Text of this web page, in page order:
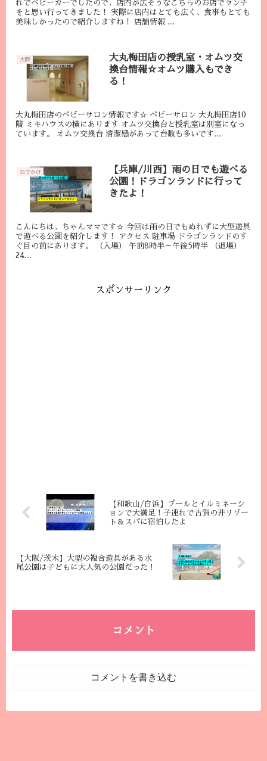
れでベビーカーでしたので、店内が広そうなこちらのお店でランチ
をと思い行ってきました！ 実際に店内はとても広く、食事もとても
美味しかったので紹介しますね！ 店舗情報 ...
大阪
大丸梅田店の授乳室・オムツ交
換台情報☆オムツ購入もでき
る！
大丸梅田店のベビーサロン情報です☆ ベビーサロン 大丸梅田店10
階 ミキハウスの横にあります オムツ交換台と授乳室は別室になっ
ています。 オムツ交換台 清潔感があって台数も多いです...
おでかけ
【兵庫/川西】雨の日でも遊べる
公園！ドラゴンランドに行って
きたよ！
こんにちは、ちゃんママです☆ 今回は雨の日でもぬれずに大型遊具
で遊べる公園を紹介します！ アクセス 駐車場 ドラゴンランドのす
ぐ目の前にあります。 （入場） 午前8時半～午後5時半 （退場）
24...
スポンサーリンク
【和歌山/白浜】プールとイルミネーシ
ョンで大満足！子連れで古賀の井リゾー
ト＆スパに宿泊したよ
【大阪/茨木】大型の複合遊具がある水
尾公園は子どもに大人気の公園だった！
コメント
コメントを書き込む